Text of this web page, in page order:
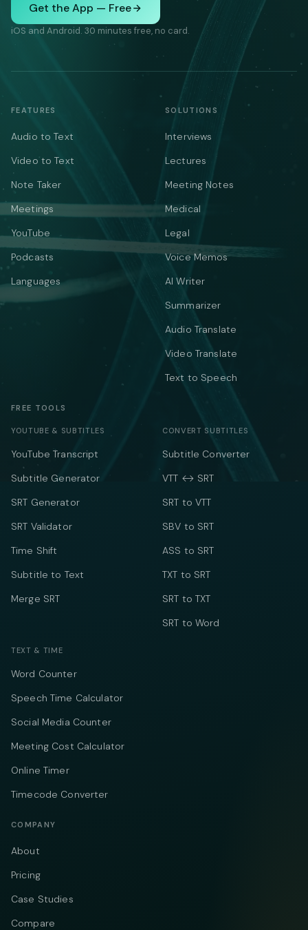
Get the App — Free
iOS and Android. 30 minutes free, no card.
FEATURES
Audio to Text
Video to Text
Note Taker
Meetings
YouTube
Podcasts
Languages
SOLUTIONS
Interviews
Lectures
Meeting Notes
Medical
Legal
Voice Memos
AI Writer
Summarizer
Audio Translate
Video Translate
Text to Speech
FREE TOOLS
YOUTUBE & SUBTITLES
YouTube Transcript
Subtitle Generator
SRT Generator
SRT Validator
Time Shift
Subtitle to Text
Merge SRT
CONVERT SUBTITLES
Subtitle Converter
VTT ↔ SRT
SRT to VTT
SBV to SRT
ASS to SRT
TXT to SRT
SRT to TXT
SRT to Word
TEXT & TIME
Word Counter
Speech Time Calculator
Social Media Counter
Meeting Cost Calculator
Online Timer
Timecode Converter
COMPANY
About
Pricing
Case Studies
Compare